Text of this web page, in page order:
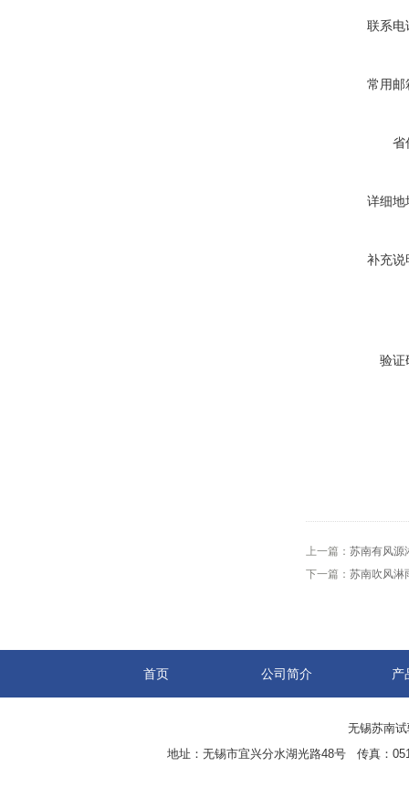
联系电
常用邮
省
详细地
补充说
验证
上一篇： 苏南有风源
下一篇： 苏南吹风淋
首页 公司简介 产
无锡苏南
地址：无锡市宜兴分水湖光路48号 传真：